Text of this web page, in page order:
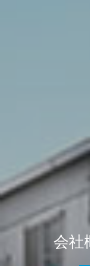
こちらから